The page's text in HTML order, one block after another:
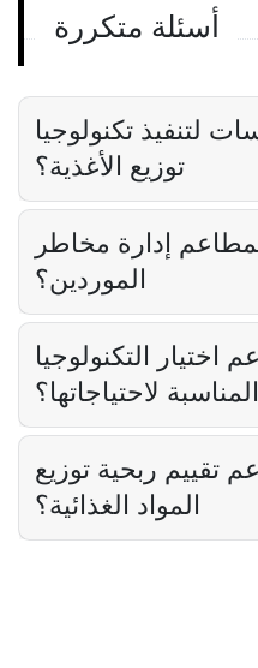
إدارة التوريد
Lila
أسئلة متكررة
لتنفيذ تكنولوجيا
توزيع الأغذية؟
إدارة مخاطر
الموردين؟
التكنولوجيا
المناسبة لاحتياجاتها؟
تقييم ربحية توزيع
المواد الغذائية؟